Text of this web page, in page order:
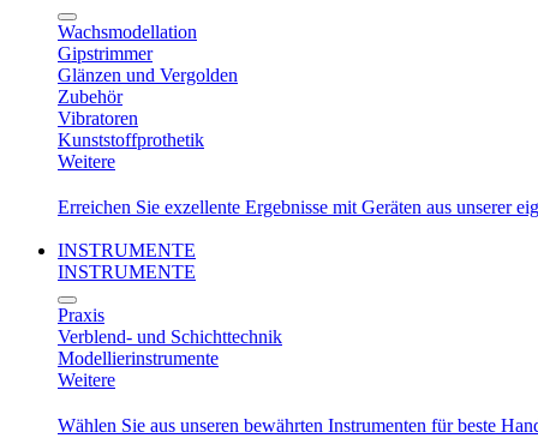
Wachsmodellation
Gipstrimmer
Glänzen und Vergolden
Zubehör
Vibratoren
Kunststoffprothetik
Weitere
Erreichen Sie exzellente Ergebnisse mit Geräten aus unserer
INSTRUMENTE
INSTRUMENTE
Praxis
Verblend- und Schichttechnik
Modellierinstrumente
Weitere
Wählen Sie aus unseren bewährten Instrumenten für beste